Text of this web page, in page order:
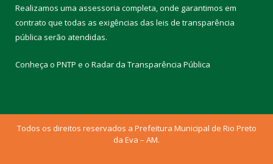
Realizamos uma assessoria completa, onde garantimos em
contrato que todas as exigências das leis de transparência
pública serão atendidas.
Conheça o PNTP e o Radar da Transparência Pública
Todos os direitos reservados a Prefeitura Municipal de Rio Preto
da Eva – AM.